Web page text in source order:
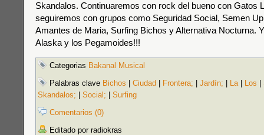
Skandalos. Continuaremos con rock del bueno con Gatos
seguiremos con grupos como Seguridad Social, Semen
Amantes de Maria, Surfing Bichos y Alternativa Nocturna.
Alaska y los Pegamoides!!!
Categorias Bakanal Musical
Palabras clave Bichos Ciudad Frontera; Jardín; La| Los
Skandalos;
Social;
Surfing
Comentarios (0)
Editado por radiokras